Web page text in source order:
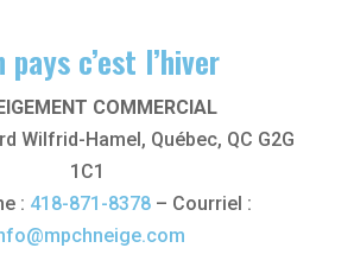
pays c’est l’hiver
COMMERCIAL
Wilfrid-Hamel, Québec, QC G2G
1C1
: 418-871-8378– Courriel :